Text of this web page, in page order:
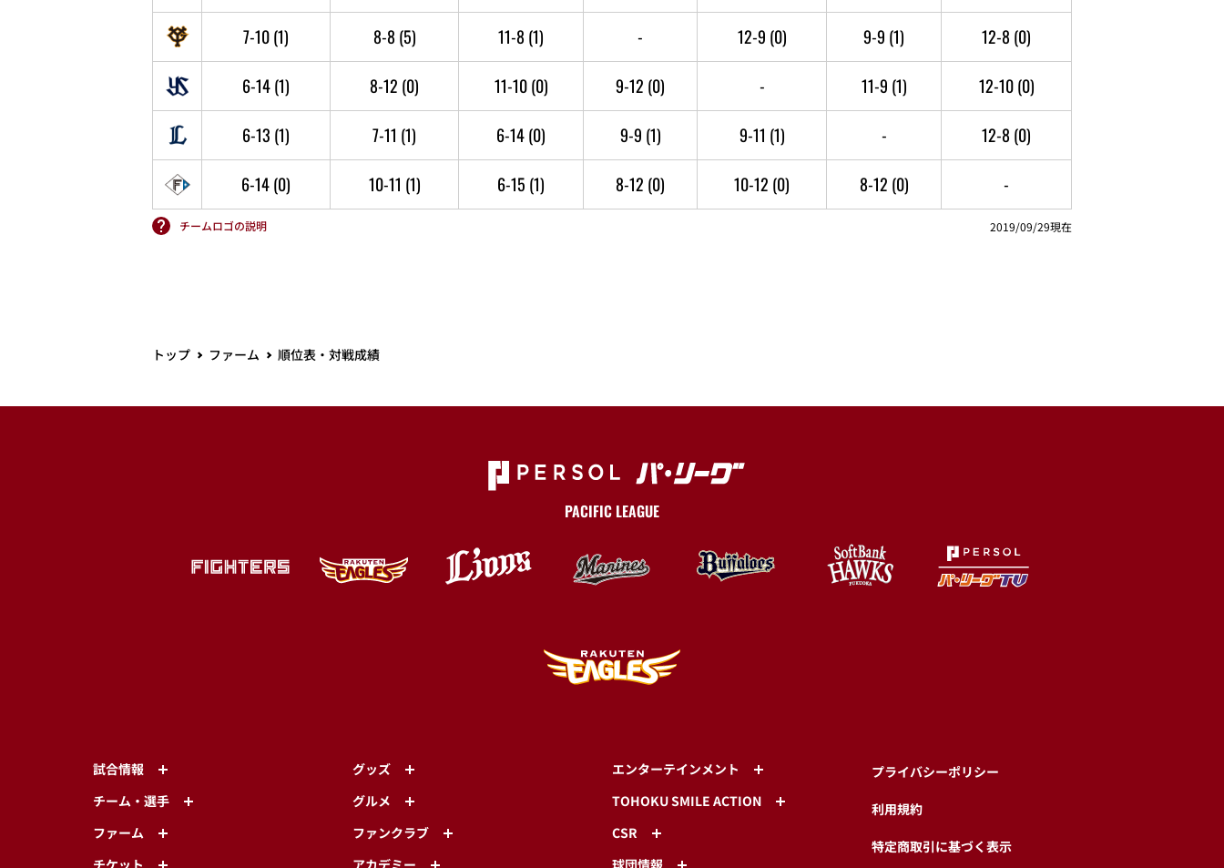
7-10(1) 8-8 (5) 11-8 (1) - 12-9 (0) 9-9 (1) 12-8 (0)
6-14(1) 8-12 (0) 11-10(0) 9-12 (0) - 11-9 (1) 12-10(0)
6-13 (1) 7-11 (1) 6-14(0) 9-9 (1) 9-11 (1) - 12-8 (0)
6-14(0) 10-11 (1) 6-15 (1) 8-12 (0) 10-12 (0) 8-12 (0) -
チームロゴの説明 2019/09/29現在
トップ ファーム 順位表・対戦成績
PACIFIC LEAGUE
試合情報
チーム・選手
ファーム
グッズ
グルメ
ファンクラブ
エンターテインメント
TOHOKU SMILE ACTION
CSR
プライバシーポリシー
利用規約
特定商取引に基づく表示